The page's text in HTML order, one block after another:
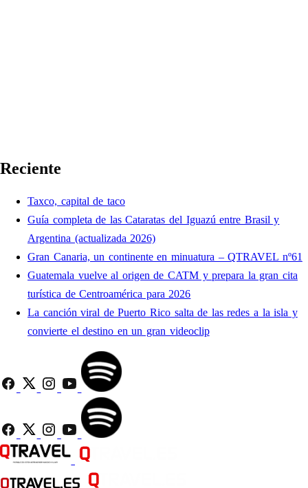
Reciente
Taxco, capital de taco
Guía completa de las Cataratas del Iguazú entre Brasil y
Argentina (actualizada 2026)
Gran Canaria, un continente en minuatura – QTRAVEL nº61
Guatemala vuelve al origen de CATM y prepara la gran cita
turística de Centroamérica para 2026
La canción viral de Puerto Rico salta de las redes a la isla y
convierte el destino en un gran videoclip